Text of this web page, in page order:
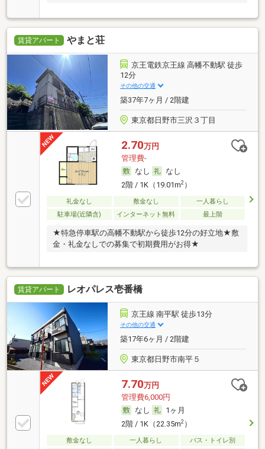
賃貸アパート やまと荘
京王電鉄京王線 高幡不動駅 徒歩
12分
その他の交通
築37年7ヶ月 / 2階建
東京都日野市三沢３丁目
2.70万円
管理費-
なし
なし
2階 / 1K（19.01m2）
礼金なし 敷金なし
一人暮らし
駐車場(近隣含)
インターネット無料 最上階
★特急停車駅の高幡不動駅から徒歩12分の好立地★敷
金・礼金なしでの募集で初期費用がお得★
賃貸アパート レオパレス壱番橋
京王線 南平駅 徒歩13分
その他の交通
築17年6ヶ月 / 2階建
東京都日野市南平５
7.70万円
管理費6,000円
なし
1ヶ月
2階 / 1K（22.35m2）
敷金なし 一人暮らし バス・トイレ別